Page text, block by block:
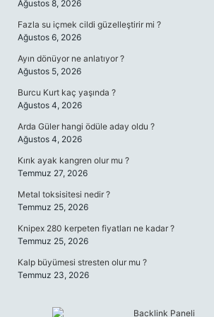
Ağustos 8, 2026
Fazla su içmek cildi güzelleştirir mi ?
Ağustos 6, 2026
Ayın dönüyor ne anlatıyor ?
Ağustos 5, 2026
Burcu Kurt kaç yaşında ?
Ağustos 4, 2026
Arda Güler hangi ödüle aday oldu ?
Ağustos 4, 2026
Kırık ayak kangren olur mu ?
Temmuz 27, 2026
Metal toksisitesi nedir ?
Temmuz 25, 2026
Knipex 280 kerpeten fiyatları ne kadar ?
Temmuz 25, 2026
Kalp büyümesi stresten olur mu ?
Temmuz 23, 2026